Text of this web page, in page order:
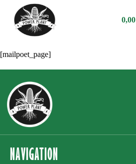
0,00
[mailpoet_page]
NAVIGATION